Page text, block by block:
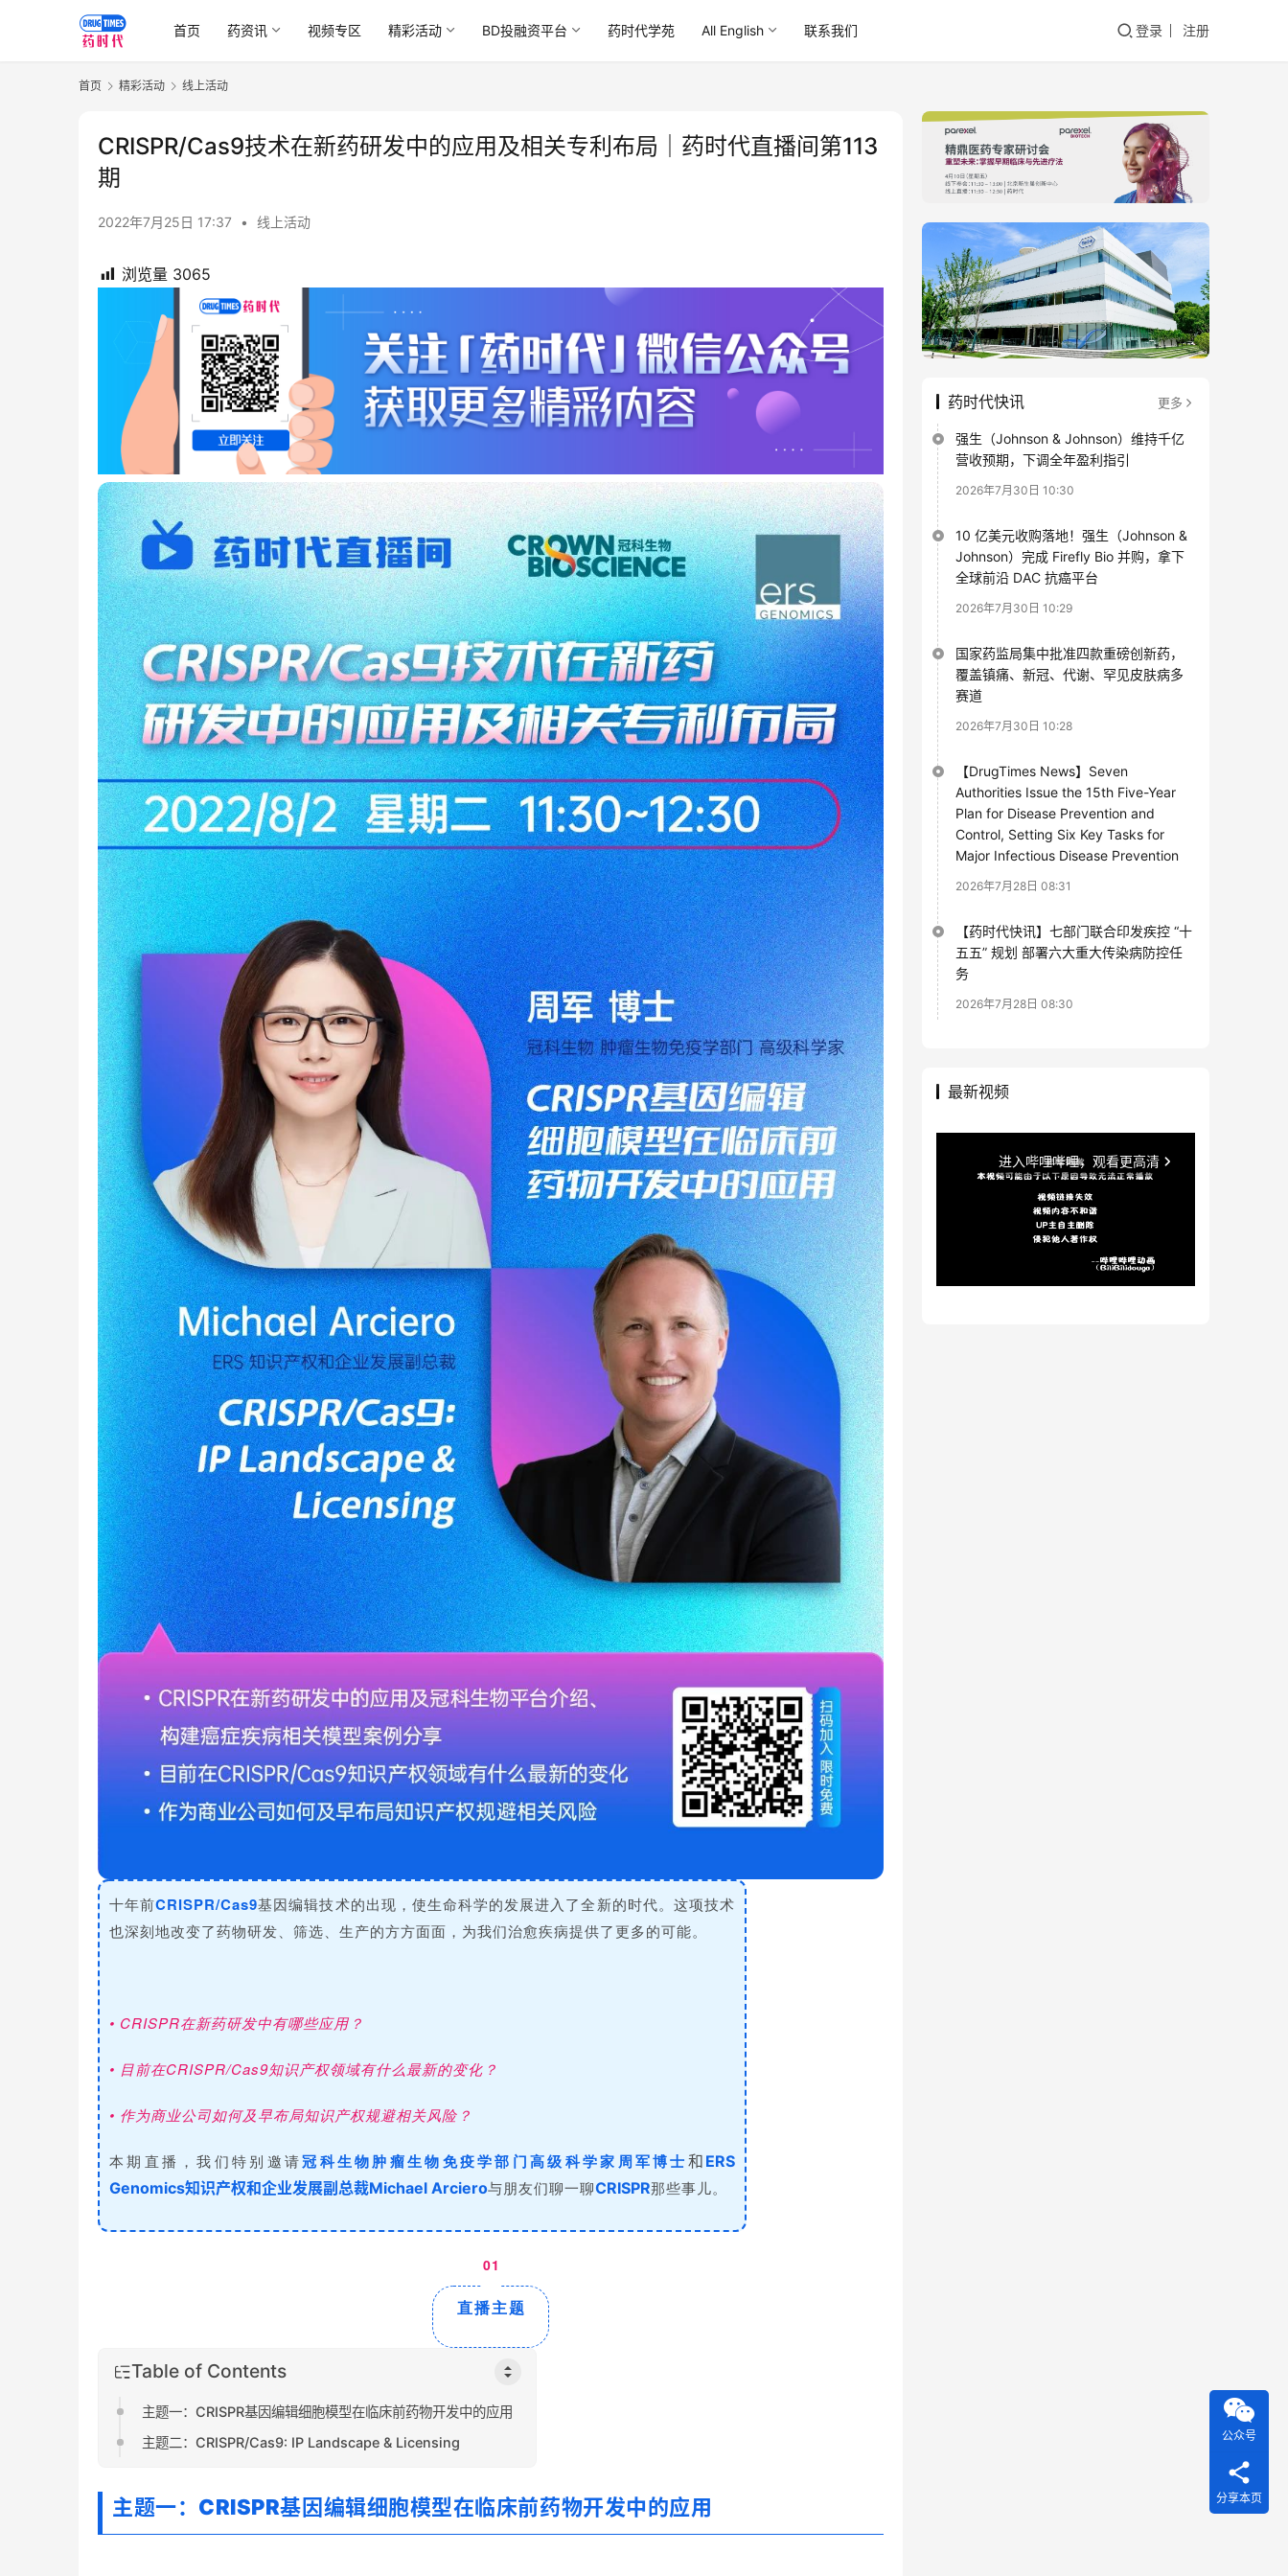
首页 药资讯 视频专区 精彩活动 BD投融资平台 药时代学苑 All English 联系我们 登录 注册
首页 精彩活动 线上活动
CRISPR/Cas9技术在新药研发中的应用及相关专利布局｜药时代直播间第113
期
2022年7月25日 17:37 • 线上活动
浏览量 3065
十年前CRISPR/Cas9基因编辑技术的出现，使生命科学的发展进入了全新的时代。这项技术
也深刻地改变了药物研发、筛选、生产的方方面面，为我们治愈疾病提供了更多的可能。
• CRISPR在新药研发中有哪些应用？
• 目前在CRISPR/Cas9知识产权领域有什么最新的变化？
• 作为商业公司如何及早布局知识产权规避相关风险？
本期直播，我们特别邀请冠科生物肿瘤生物免疫学部门高级科学家周军博士 和 ERS
Genomics知识产权和企业发展副总裁Michael Arciero与朋友们聊一聊CRISPR那些事儿。
01
直播主题
Table of Contents
主题一：CRISPR基因编辑细胞模型在临床前药物开发中的应用
主题二：CRISPR/Cas9: IP Landscape & Licensing
主题一：CRISPR基因编辑细胞模型在临床前药物开发中的应用
药时代快讯 更多
强生（Johnson & Johnson）维持千亿
营收预期，下调全年盈利指引
2026年7月30日 10:30
10 亿美元收购落地！强生（Johnson &
Johnson）完成 Firefly Bio 并购，拿下
全球前沿 DAC 抗癌平台
2026年7月30日 10:29
国家药监局集中批准四款重磅创新药，
覆盖镇痛、新冠、代谢、罕见皮肤病多
赛道
2026年7月30日 10:28
【DrugTimes News】Seven
Authorities Issue the 15th Five-Year
Plan for Disease Prevention and
Control, Setting Six Key Tasks for
Major Infectious Disease Prevention
2026年7月28日 08:31
【药时代快讯】七部门联合印发疾控 “十
五五” 规划 部署六大重大传染病防控任
务
2026年7月28日 08:30
最新视频
公众号
分享本页